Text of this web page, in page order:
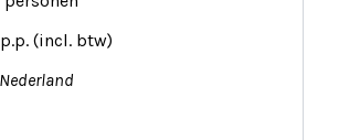
(incl. btw)